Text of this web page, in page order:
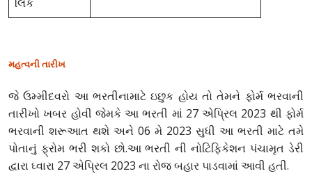
મહત્વની તારીખ
જે ઉમ્મીદવરો આ ભરતીનામાટે ઇછુક હોય તો તેમને ફોર્મ ભરવાની
તારીખો ખબર હોવી જેમકે આ ભરતી માં 27 એપ્રિલ 2023 થી ફોર્મ
ભરવાની શરૂઆત થશે અને 06 મે 2023 સુધી આ ભરતી માટે તમે
પોતાનું ફ્રોમ ભરી શકો છો.આ ભરતી ની નોટિફિકેશન પંચામૃત ડેરી
દ્વારા ઘ્વારા 27 એપ્રિલ 2023 ના રોજ બહાર પાડવામાં આવી હતી.